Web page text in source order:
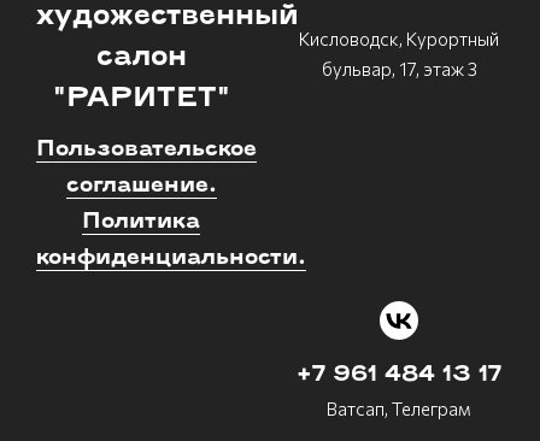
художественный
салон
"РАРИТЕТ"
Пользовательское
соглашение.
Политика
конфиденциальности.
Кисловодск, Курортный
бульвар, 17, этаж 3
+7 961 484 13 17
Ватсап, Телеграм